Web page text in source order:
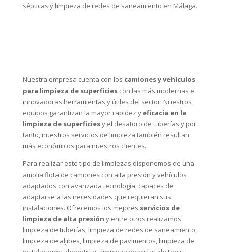
sépticas y limpieza de redes de saneamiento en Málaga.
Nuestra empresa cuenta con los camiones y vehículos
para limpieza de superficiescon las más modernas e
innovadoras herramientas y útiles del sector. Nuestros
equipos garantizan la mayor rapidez y eficacia en la
limpieza de superficiesy el desatoro de tuberías y por
tanto, nuestros servicios de limpieza también resultan
más económicos para nuestros clientes.
Para realizar este tipo de limpiezas disponemos de una
amplia flota de camiones con alta presión y vehículos
adaptados con avanzada tecnología, capaces de
adaptarse a las necesidades que requieran sus
instalaciones. Ofrecemos los mejores servicios de
limpieza de alta presión y entre otros realizamos
limpieza de tuberías, limpieza de redes de saneamiento,
limpieza de aljibes, limpieza de pavimentos, limpieza de